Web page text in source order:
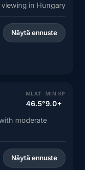
in Hungary
Näytä ennuste
MLAT
46.5°
MIN KP
9.0+
moderate
Näytä ennuste